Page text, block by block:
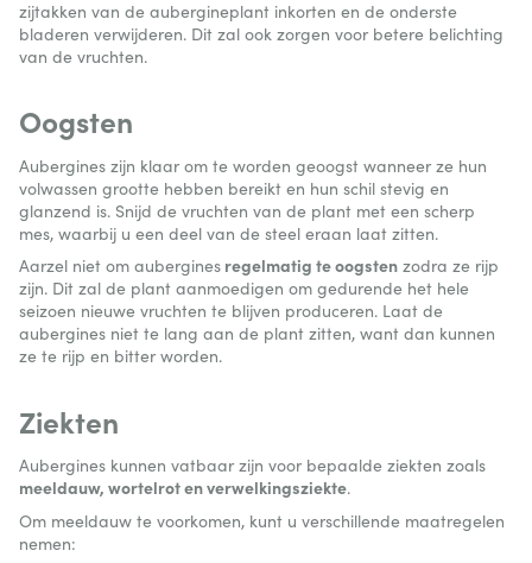
zijtakken van de aubergineplant inkorten en de onderste
bladeren verwijderen. Dit zal ook zorgen voor betere belichting
van de vruchten.
Oogsten
Aubergines zijn klaar om te worden geoogst wanneer ze hun
volwassen grootte hebben bereikt en hun schil stevig en
glanzend is. Snijd de vruchten van de plant met een scherp
mes, waarbij u een deel van de steel eraan laat zitten.
Aarzel niet om aubergines regelmatig te oogsten zodra ze rijp
zijn. Dit zal de plant aanmoedigen om gedurende het hele
seizoen nieuwe vruchten te blijven produceren. Laat de
aubergines niet te lang aan de plant zitten, want dan kunnen
ze te rijp en bitter worden.
Ziekten
Aubergines kunnen vatbaar zijn voor bepaalde ziekten zoals
meeldauw, wortelrot en verwelkingsziekte.
Om meeldauw te voorkomen, kunt u verschillende maatregelen
nemen: